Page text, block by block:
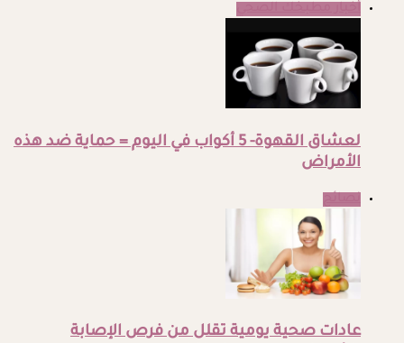
لعشاق القهوة- 5 أكواب في اليوم = حماية ضد هذه
الأمراض
عادات صحية يومية تقلل من فرص الإصابة